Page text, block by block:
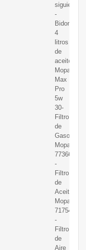
siguiente:
-
Bidon
4
litros
de
aceite
Mopar
Max
Pro
5w
30-
Filtro
de
Gasoil
Mopar
77366607
-
Filtro
de
Aceite
Mopar
71754237
-
Filtro
de
Aire